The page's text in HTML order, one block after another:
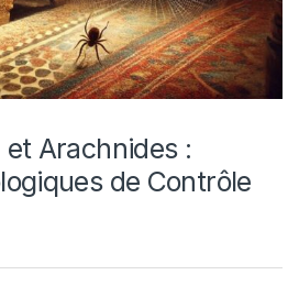
Arachnides :
de Contrôle